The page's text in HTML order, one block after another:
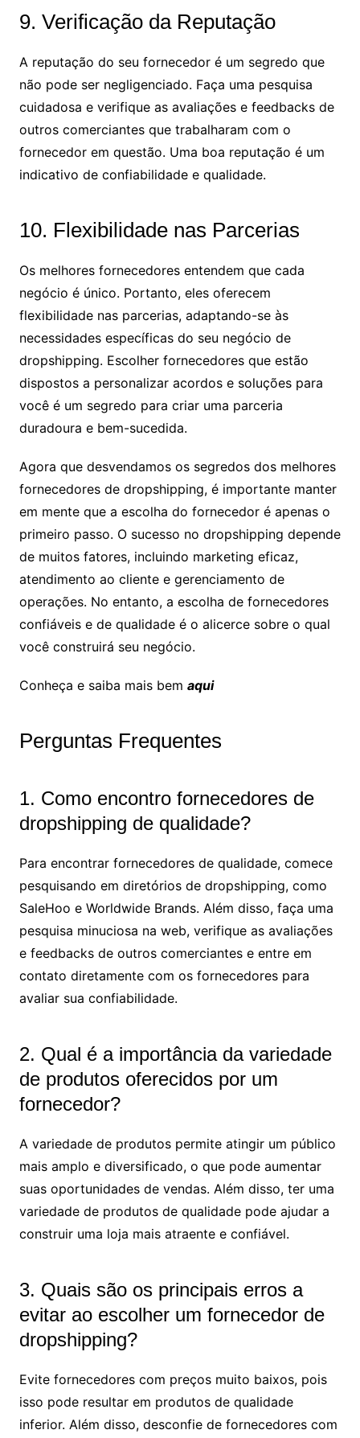
9. Verificação da Reputação
A reputação do seu fornecedor é um segredo que
não pode ser negligenciado. Faça uma pesquisa
cuidadosa e verifique as avaliações e feedbacks de
outros comerciantes que trabalharam com o
fornecedor em questão. Uma boa reputação é um
indicativo de confiabilidade e qualidade.
10. Flexibilidade nas Parcerias
Os melhores fornecedores entendem que cada
negócio é único. Portanto, eles oferecem
flexibilidade nas parcerias, adaptando-se às
necessidades específicas do seu negócio de
dropshipping. Escolher fornecedores que estão
dispostos a personalizar acordos e soluções para
você é um segredo para criar uma parceria
duradoura e bem-sucedida.
Agora que desvendamos os segredos dos melhores
fornecedores de dropshipping, é importante manter
em mente que a escolha do fornecedor é apenas o
primeiro passo. O sucesso no dropshipping depende
de muitos fatores, incluindo marketing eficaz,
atendimento ao cliente e gerenciamento de
operações. No entanto, a escolha de fornecedores
confiáveis e de qualidade é o alicerce sobre o qual
você construirá seu negócio.
Conheça e saiba mais bem aqui
Perguntas Frequentes
1. Como encontro fornecedores de
dropshipping de qualidade?
Para encontrar fornecedores de qualidade, comece
pesquisando em diretórios de dropshipping, como
SaleHoo e Worldwide Brands. Além disso, faça uma
pesquisa minuciosa na web, verifique as avaliações
e feedbacks de outros comerciantes e entre em
contato diretamente com os fornecedores para
avaliar sua confiabilidade.
2. Qual é a importância da variedade
de produtos oferecidos por um
fornecedor?
A variedade de produtos permite atingir um público
mais amplo e diversificado, o que pode aumentar
suas oportunidades de vendas. Além disso, ter uma
variedade de produtos de qualidade pode ajudar a
construir uma loja mais atraente e confiável.
3. Quais são os principais erros a
evitar ao escolher um fornecedor de
dropshipping?
Evite fornecedores com preços muito baixos, pois
isso pode resultar em produtos de qualidade
inferior. Além disso, desconfie de fornecedores com